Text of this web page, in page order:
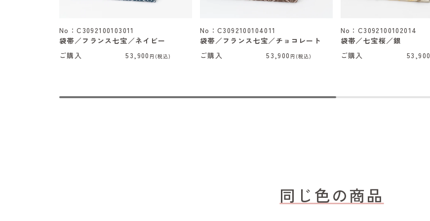
No：C3092100103011
袋帯／フランス七宝／ネイビー
ご購入
53,900 円(税込)
No：C3092100104011
袋帯／フランス七宝／チョコレート
ご購入
53,900 円(税込)
No：C3092100102014
袋帯／七宝桜／銀
ご購入
53,900
同じ色の商品